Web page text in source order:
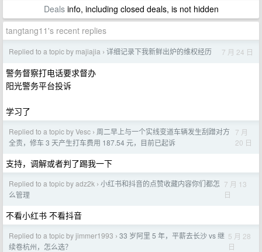
Dealsinfo, including closed deals, is not hidden
tangtang11's recent replies
Replied to a topic by majiajia › 详细记录下我新鲜出炉的维权经历 7 月 24 日
警务督察打电话要求督办
阳光警务平台投诉
学习了
Replied to a topic by Vesc › 周二早上与一个实线变道车辆发生刮蹭对方
全责，修车 3 天产生打车费用 187.54 元，目前已起诉
7 月
20 日
支持，调解或者判了踢我一下
Replied to a topic by adz2k › 小红书和抖音的点赞收藏内容你们都怎
么管理
7 月 13
日
不看小红书 不看抖音
Replied to a topic by jimmer1993 › 33 岁阿里 5 年，平薪去长沙 vs 继
续卷杭州，怎么选？
5 月 28
日